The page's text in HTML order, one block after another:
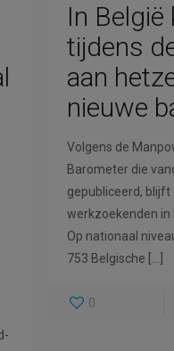
In België
tijdens
aan
nieuwe
Volgens de
Barometer die
gepubliceerd, blijft
werkzoekenden in
Op nationaal
753 Belgische […]
0